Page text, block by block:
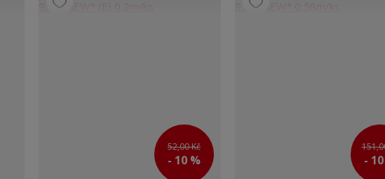
52,00 Kč
- 10 % -